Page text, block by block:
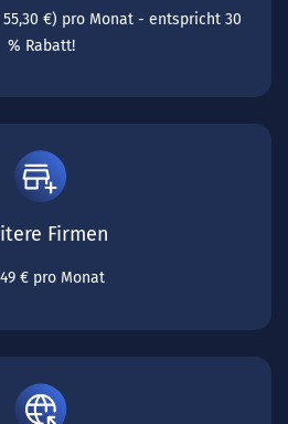
55,30 €) pro Monat - entspricht 30
% Rabatt!
Firmen
€ pro Monat